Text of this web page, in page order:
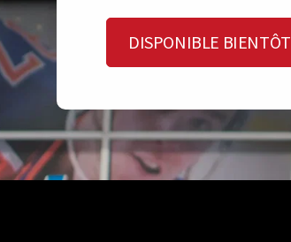
DISPONIBLE BIENTÔT